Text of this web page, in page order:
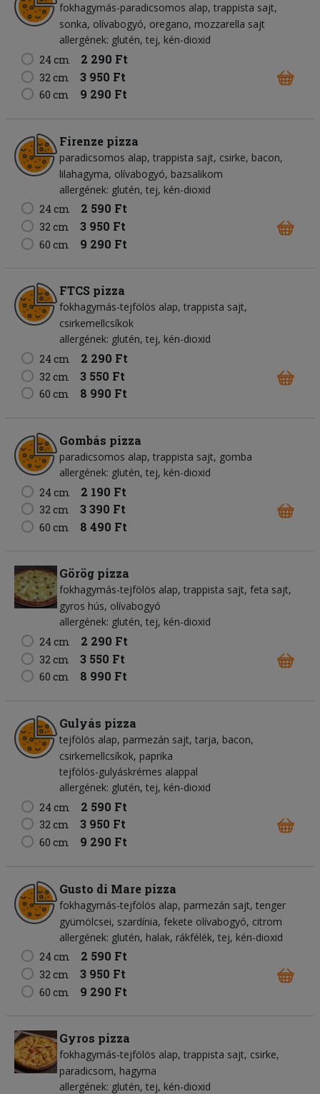
fokhagymás-paradicsomos alap trappista sajt
sonka olívabogyó oregano mozzarella sajt
allergének: glutén, tej, kén-dioxid
24 cm
2 290 Ft
32 cm 3 950 Ft
60 cm 9 290 Ft
Firenze pizza
paradicsomos alap trappista sajt csirke bacon
lilahagyma olívabogyó bazsalikom
allergének: glutén, tej, kén-dioxid
24 cm
2 590 Ft
32 cm 3 950 Ft
60 cm 9 290 Ft
FTCS pizza
fokhagymás-tejfölös alap trappista sajt
csirkemellcsíkok
allergének: glutén, tej, kén-dioxid
24 cm
2 290 Ft
32 cm 3 550 Ft
60 cm 8 990 Ft
Gombás pizza
paradicsomos alap trappista sajt gomba
allergének: glutén, tej, kén-dioxid
24 cm
2 190 Ft
32 cm 3 390 Ft
60 cm 8 490 Ft
Görög pizza
fokhagymás-tejfölös alap trappista sajt feta sajt
gyros hús olívabogyó
allergének: glutén, tej, kén-dioxid
24 cm
2 290 Ft
32 cm 3 550 Ft
60 cm 8 990 Ft
Gulyás pizza
tejfölös alap parmezán sajt tarja bacon
csirkemellcsíkok paprika
tejfölös-gulyáskrémes alappal
allergének: glutén, tej, kén-dioxid
24 cm
2 590 Ft
32 cm 3 950 Ft
60 cm 9 290 Ft
Gusto di Mare pizza
fokhagymás-tejfölös alap parmezán sajt tenger
gyümölcsei szardínia fekete olívabogyó citrom
allergének: glutén, halak, rákfélék, tej, kén-dioxid
24 cm
2 590 Ft
32 cm 3 950 Ft
60 cm 9 290 Ft
Gyros pizza
fokhagymás-tejfölös alap trappista sajt csirke
paradicsom hagyma
allergének: glutén, tej, kén-dioxid